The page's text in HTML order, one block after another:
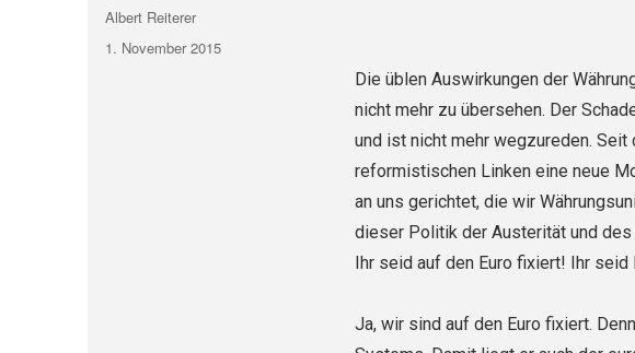
Die üblen Auswirkungen der
nicht mehr zu übersehen. Der
und ist nicht mehr wegzureden.
reformistischen Linken eine neue
an uns gerichtet, die wir
dieser Politik der Austerität und
Ihr seid auf den Euro fixiert! Ihr seid
Ja, wir sind auf den Euro fixiert.
Autor
Albert Reiterer
Veröffentlicht
1. November 2015